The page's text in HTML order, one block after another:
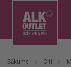
Sākums Citi